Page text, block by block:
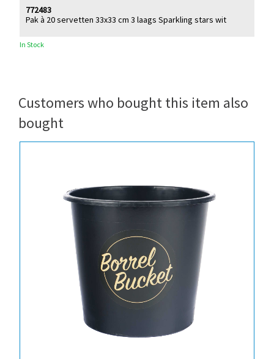
Pak à 20 servetten 33x33 cm 3 laags Sparkling stars wit
772483
In Stock
Customers who bought this item also
bought